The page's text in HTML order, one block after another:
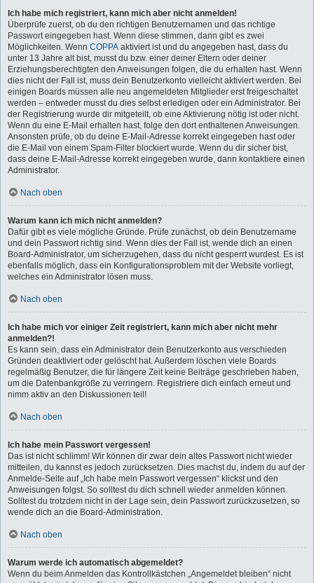
Ich habe mich registriert, kann mich aber nicht anmelden!
Überprüfe zuerst, ob du den richtigen Benutzernamen und das richtige
Passwort eingegeben hast. Wenn diese stimmen, dann gibt es zwei
Möglichkeiten. Wenn COPPA aktiviert ist und du angegeben hast, dass du
unter 13 Jahre alt bist, musst du bzw. einer deiner Eltern oder deiner
Erziehungsberechtigten den Anweisungen folgen, die du erhalten hast. Wenn
dies nicht der Fall ist, muss dein Benutzerkonto vielleicht aktiviert werden. Bei
einigen Boards müssen alle neu angemeldeten Mitglieder erst freigeschaltet
werden – entweder musst du dies selbst erledigen oder ein Administrator. Bei
der Registrierung wurde dir mitgeteilt, ob eine Aktivierung nötig ist oder nicht.
Wenn du eine E-Mail erhalten hast, folge den dort enthaltenen Anweisungen.
Ansonsten prüfe, ob du deine E-Mail-Adresse korrekt eingegeben hast oder
die E-Mail von einem Spam-Filter blockiert wurde. Wenn du dir sicher bist,
dass deine E-Mail-Adresse korrekt eingegeben wurde, dann kontaktiere einen
Administrator.
Nach oben
Warum kann ich mich nicht anmelden?
Dafür gibt es viele mögliche Gründe. Prüfe zunächst, ob dein Benutzername
und dein Passwort richtig sind. Wenn dies der Fall ist, wende dich an einen
Board-Administrator, um sicherzugehen, dass du nicht gesperrt wurdest. Es ist
ebenfalls möglich, dass ein Konfigurationsproblem mit der Website vorliegt,
welches ein Administrator lösen muss.
Nach oben
Ich habe mich vor einiger Zeit registriert, kann mich aber nicht mehr
anmelden?!
Es kann sein, dass ein Administrator dein Benutzerkonto aus verschieden
Gründen deaktiviert oder gelöscht hat. Außerdem löschen viele Boards
regelmäßig Benutzer, die für längere Zeit keine Beiträge geschrieben haben,
um die Datenbankgröße zu verringern. Registriere dich einfach erneut und
nimm aktiv an den Diskussionen teil!
Nach oben
Ich habe mein Passwort vergessen!
Das ist nicht schlimm! Wir können dir zwar dein altes Passwort nicht wieder
mitteilen, du kannst es jedoch zurücksetzen. Dies machst du, indem du auf der
Anmelde-Seite auf „Ich habe mein Passwort vergessen“ klickst und den
Anweisungen folgst. So solltest du dich schnell wieder anmelden können.
Solltest du trotzdem nicht in der Lage sein, dein Passwort zurückzusetzen, so
wende dich an die Board-Administration.
Nach oben
Warum werde ich automatisch abgemeldet?
Wenn du beim Anmelden das Kontrollkästchen „Angemeldet bleiben“ nicht